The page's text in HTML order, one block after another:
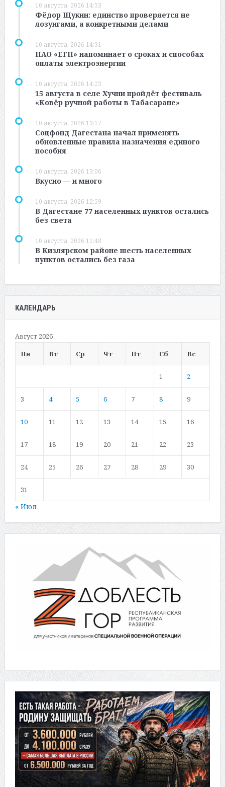
10 августа, 2026 14:33
Фёдор Щукин: единство проверяется не
лозунгами, а конкретными делами
10 августа, 2026 14:31
ПАО «ЕГП» напоминает о сроках и способах
оплаты электроэнергии
10 августа, 2026 14:23
15 августа в селе Хучни пройдёт фестиваль
«Ковёр ручной работы в Табасаране»
10 августа, 2026 13:17
Соцфонд Дагестана начал применять
обновленные правила назначения единого
пособия
10 августа, 2026 13:06
Вкусно — и много
10 августа, 2026 12:59
В Дагестане 77 населенных пунктов остались
без света
10 августа, 2026 11:48
В Кизлярском районе шесть населенных
пунктов остались без газа
КАЛЕНДАРЬ
Август 2026
Пн
Вт Ср Чт Пт Сб Вс
1 2
3 4 5 6 7 8 9
10 11 12 13 14 15 16
17 18 19 20 21 22 23
24 25 26 27 28 29 30
31
« Июл